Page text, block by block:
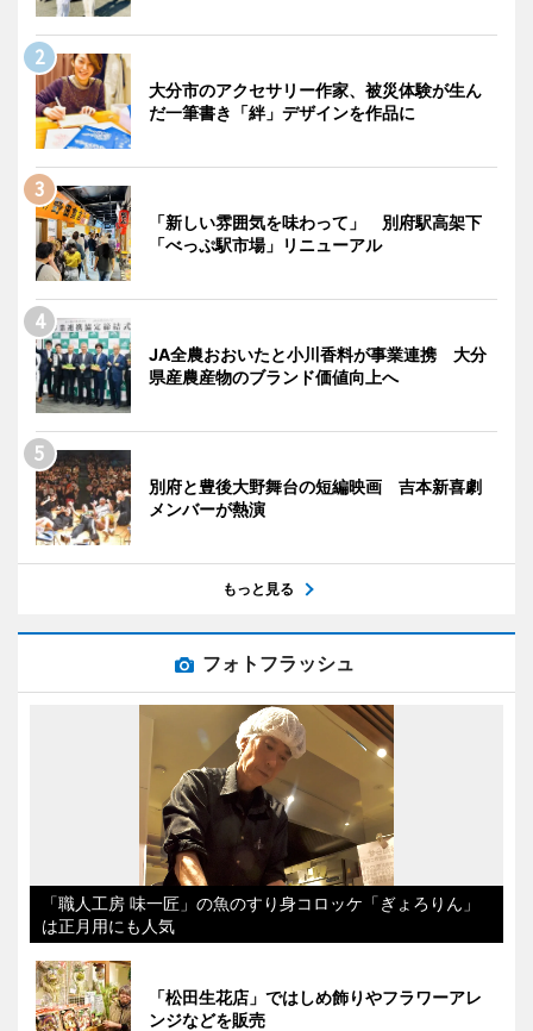
大分市のアクセサリー作家、被災体験が生ん
だ一筆書き「絆」デザインを作品に
「新しい雰囲気を味わって」 別府駅高架下
「べっぷ駅市場」リニューアル
JA全農おおいたと小川香料が事業連携 大分
県産農産物のブランド価値向上へ
別府と豊後大野舞台の短編映画 吉本新喜劇
メンバーが熱演
もっと見る
フォトフラッシュ
「職人工房 味一匠」の魚のすり身コロッケ「ぎょろりん」
は正月用にも人気
「松田生花店」ではしめ飾りやフラワーアレ
ンジなどを販売